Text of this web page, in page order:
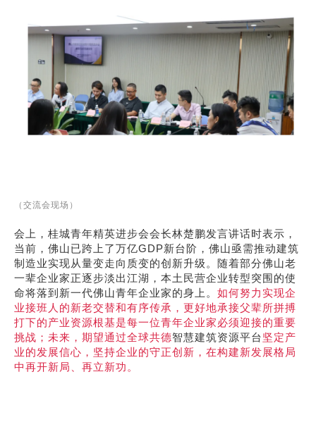
（ 交流会现场）
会上，桂城青年精英进步会会长林楚鹏发言讲话时表示，
当前，佛山已跨上了万亿GDP新台阶，佛山亟需推动建筑
制造业实现从量变走向质变的创新升级。随着部分佛山老
一辈企业家正逐步淡出江湖，本土民营企业转型突围的使
命将落到新一代佛山青年企业家的身上。 如何努力实现企
业接班人的新老交替和有序传承，更好地承接父辈所拼搏
打下的产业资源根基是每一位青年企业家必须迎接的重要
挑战；未来，期望通过全球共德智慧建筑资源平台坚定产
业的发展信心，坚持企业的守正创新，在构建新发展格局
中再开新局、再立新功。